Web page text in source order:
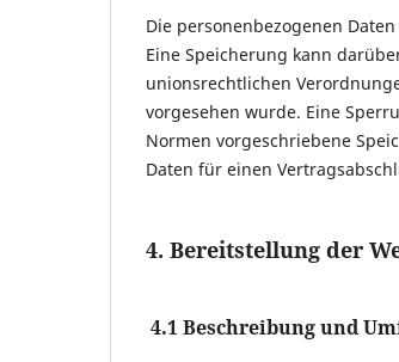
Die personenbezogenen
Eine Speicherung kann
unionsrechtlichen
vorgesehen wurde. Eine
Normen vorgeschriebene
Daten für einen
4. Bereitstellung der
4.1Beschreibung und